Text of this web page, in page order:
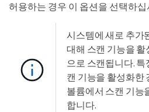
허용하는 경우 이 옵션을 선택하십
시스템에 새로 추가
대해 스캔 기능을
으로 스캔됩니다.
캔 기능을 활성화한
볼륨에서 스캔 기능
합니다.